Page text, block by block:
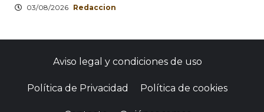
03/08/2026 Redaccion
Aviso legal y condiciones de uso
Política de Privacidad Política de cookies